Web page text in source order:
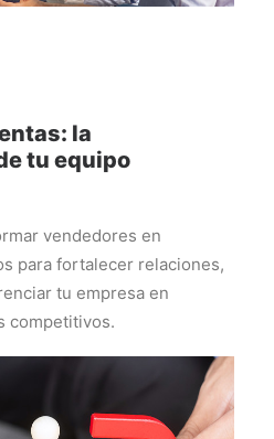
la
tu equipo
vendedores en
para fortalecer relaciones,
tu empresa en
competitivos.